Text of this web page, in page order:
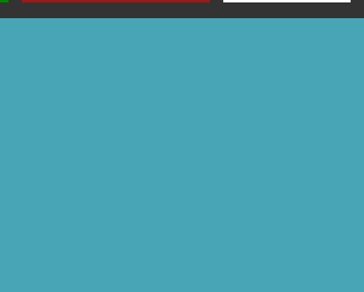
Signaler une erreur sur cette page